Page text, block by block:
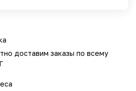
доставим заказы по всему